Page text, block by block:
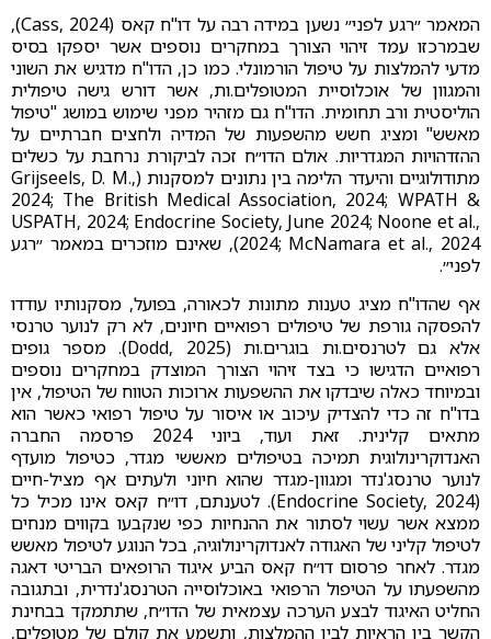
המאמר ״רגע לפני״ נשען במידה רבה על דו"ח קאס (Cass, 2024),
שבמרכזו עמד זיהוי הצורך במחקרים נוספים אשר יספקו בסיס
מדעי להמלצות על טיפול הורמונלי. כמו כן, הדו"ח מדגיש את השוני
והמגוון של אוכלוסיית המטופלים.ות, אשר דורש גישה טיפולית
הוליסטית ורב תחומית. הדו''ח גם מזהיר מפני שימוש במושג "טיפול
מאשש" ומציג חשש מהשפעות של המדיה ולחצים חברתיים על
ההזדהויות המגדריות. אולם הדו״ח זכה לביקורת נרחבת על כשלים
מתודולוגיים והיעדר הלימה בין נתונים למסקנות (Grijseels, D. M.,
2024; The British Medical Association, 2024; WPATH &
USPATH, 2024; Endocrine Society, June 2024; Noone et al.,
2024; McNamara et al., 2024), שאינם מוזכרים במאמר ״רגע
לפני״.
אף שהדו''ח מציג טענות מתונות לכאורה, בפועל, מסקנותיו עודדו
להפסקה גורפת של טיפולים רפואיים חיונים, לא רק לנוער טרנסי
אלא גם לטרנסים.ות בוגרים.ות (Dodd, 2025). מספר גופים
רפואיים הדגישו כי בצד זיהוי הצורך המוצדק במחקרים נוספים
ובמיוחד כאלה שיבדקו את ההשפעות ארוכות הטווח של הטיפול, אין
בדו"ח זה כדי להצדיק עיכוב או איסור על טיפול רפואי כאשר הוא
מתאים קלינית. זאת ועוד, ביוני 2024 פרסמה החברה
האנדוקרינולוגית תמיכה בטיפולים מאששי מגדר, כטיפול מועדף
לנוער טרנסג'נדר ומגוון-מגדר שהוא חיוני ולעתים אף מציל-חיים
(Endocrine Society, 2024). לטענתם, דו״ח קאס אינו מכיל כל
ממצא אשר עשוי לסתור את ההנחיות כפי שנקבעו בקווים מנחים
לטיפול קליני של האגודה לאנדוקרינולוגיה, בכל הנוגע לטיפול מאשש
מגדר. לאחר פרסום דו״ח קאס הביע איגוד הרופאים הבריטי דאגה
מהשפעתו על הטיפול הרפואי באוכלוסייה הטרנסג'נדרית, ובתגובה
החליט האיגוד לבצע הערכה עצמאית של הדו״ח, שתתמקד בבחינת
הקשר בין הראיות לבין ההמלצות, ותשמע את קולם של מטופלים,